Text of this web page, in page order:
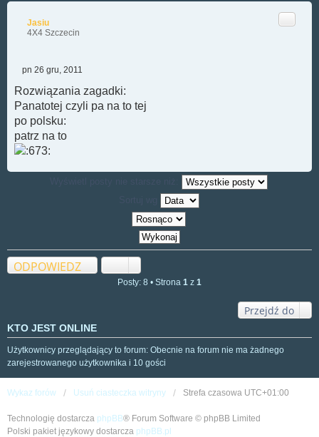
Jasiu
4X4 Szczecin
P
o
s
t
pn 26 gru, 2011
Rozwiązania zagadki:
Panatotej czyli pa na to tej
po polsku:
patrz na to
ODPOWIEDZ
Posty: 8 • Strona 1 z 1
Przejdź do
KTO JEST ONLINE
Użytkownicy przeglądający to forum: Obecnie na forum nie ma żadnego
zarejestrowanego użytkownika i 10 gości
Wykaz forów Usuń ciasteczka witryny Strefa czasowa UTC+01:00
Technologię dostarcza phpBB® Forum Software © phpBB Limited
Polski pakiet językowy dostarcza phpBB.pl